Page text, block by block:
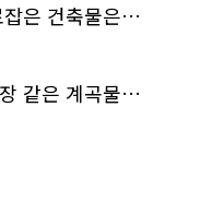
나의 마음을 사로잡은 건축물은? '서울시 건축상' 수상작 공개!
한여름에도 얼음장 같은 계곡물! 서울 '진관사 계곡'이 천국이네~